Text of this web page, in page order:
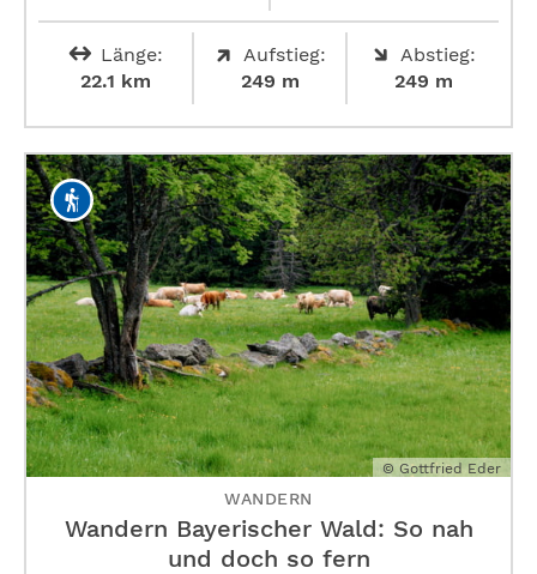
Länge:
22.1 km
Aufstieg:
249 m
Abstieg:
249 m
© Gottfried Eder
WANDERN
Wandern Bayerischer Wald: So nah
und doch so fern